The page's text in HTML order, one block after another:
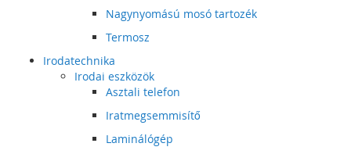
Nagynyomású mosó tartozék
Termosz
Irodatechnika
Irodai eszközök
Asztali telefon
Iratmegsemmisítő
Laminálógép